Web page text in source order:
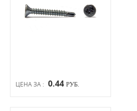
ЦЕНА ЗА : 0.44 РУБ.